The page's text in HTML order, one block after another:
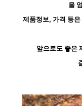
을
제품정보, 가격 등
앞으로도 좋은